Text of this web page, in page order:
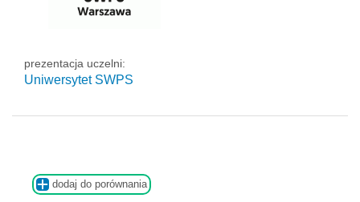
prezentacja uczelni:
Uniwersytet SWPS
dodaj do porównania